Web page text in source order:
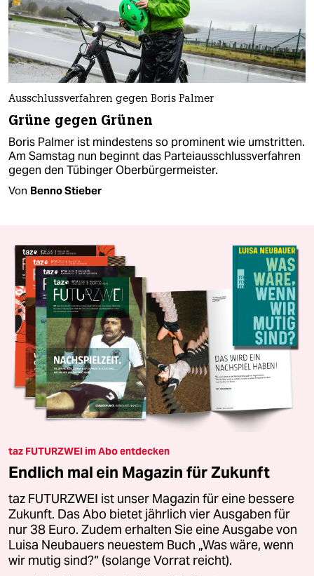
Ausschlussverfahren gegen Boris Palmer
Grüne gegen Grünen
Boris Palmer ist mindestens so prominent wie umstritten.
Am Samstag nun beginnt das Parteiausschlussverfahren
gegen den Tübinger Oberbürgermeister.
Von Benno Stieber
taz FUTURZWEI im Abo entdecken
Endlich mal ein Magazin für Zukunft
taz FUTURZWEI ist unser Magazin für eine bessere
Zukunft. Das Abo bietet jährlich vier Ausgaben für
nur 38 Euro. Zudem erhalten Sie eine Ausgabe von
Luisa Neubauers neuestem Buch „Was wäre, wenn
wir mutig sind?“ (solange Vorrat reicht).